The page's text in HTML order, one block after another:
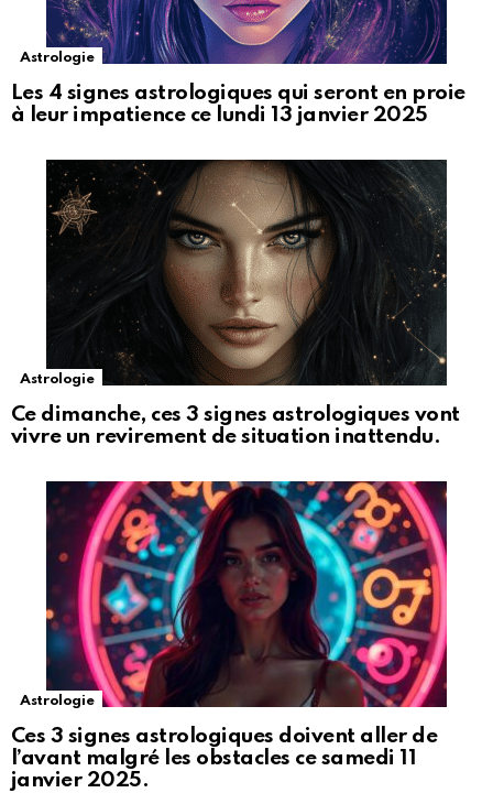
Astrologie
Les 4 signes astrologiques qui seront en proie
à leur impatience ce lundi 13 janvier 2025
Astrologie
Ce dimanche, ces 3 signes astrologiques vont
vivre un revirement de situation inattendu.
Astrologie
Ces 3 signes astrologiques doivent aller de
l’avant malgré les obstacles ce samedi 11
janvier 2025.